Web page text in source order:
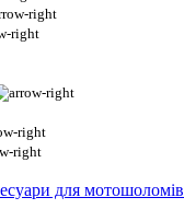
для мотошоломів